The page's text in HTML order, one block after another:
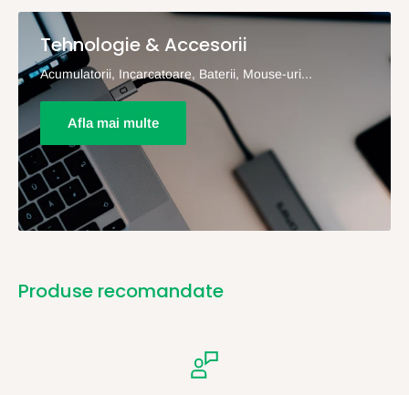
Tehnologie & Accesorii
Acumulatorii, Incarcatoare, Baterii, Mouse-uri...
Afla mai multe
Produse recomandate